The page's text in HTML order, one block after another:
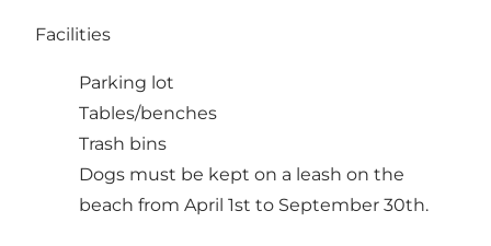
Facilities
Parking lot
Tables/benches
Trash bins
Dogs must be kept on a leash on the
beach from April 1st to September 30th.